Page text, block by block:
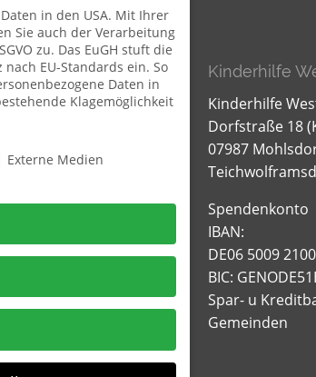
Informationen Kinderhilfe
Kinderhilfe
Dorfstraße 18
07987
Spendenkonto
IBAN:
DE06 5009
BIC:
Spar- u
Gemeinden
in den USA. Mit Ihrer
Sie auch der Verarbeitung
zu. Das EuGH stuft die
EU-Standards ein. So
Daten in
Klagemöglichkeit
Externe Medien